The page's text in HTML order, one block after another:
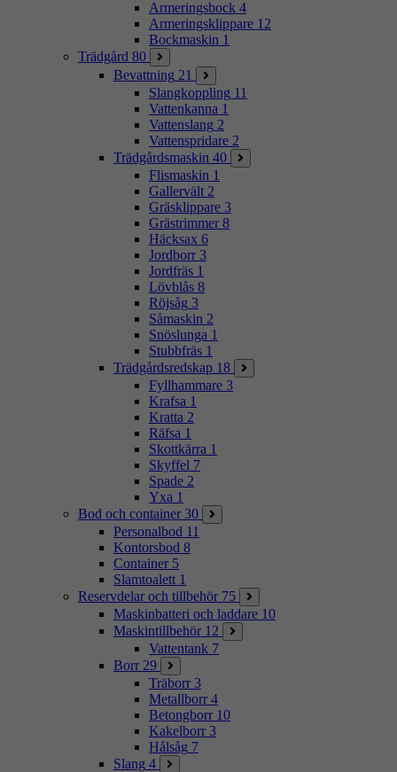
Armeringsbock 4
Armeringsklippare 12
Bockmaskin 1
Trädgård 80
Bevattning 21
Slangkoppling 11
Vattenkanna 1
Vattenslang 2
Vattenspridare 2
Trädgårdsmaskin 40
Flismaskin 1
Gallervält 2
Gräsklippare 3
Grästrimmer 8
Häcksax 6
Jordborr 3
Jordfräs 1
Lövblås 8
Röjsåg 3
Såmaskin 2
Snöslunga 1
Stubbfräs 1
Trädgårdsredskap 18
Fyllhammare 3
Krafsa 1
Kratta 2
Räfsa 1
Skottkärra 1
Skyffel 7
Spade 2
Yxa 1
Bod och container 30
Personalbod 11
Kontorsbod 8
Container 5
Slamtoalett 1
Reservdelar och tillbehör 75
Maskinbatteri och laddare 10
Maskintillbehör 12
Vattentank 7
Borr 29
Träborr 3
Metallborr 4
Betongborr 10
Kakelborr 3
Hålsåg 7
Slang 4